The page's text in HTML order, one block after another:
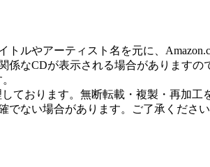
ルやアーティスト名を元に、
なCDが表示される場合がありますの
ております。無断転載・複製・再加工
ない場合があります。ご了承ください